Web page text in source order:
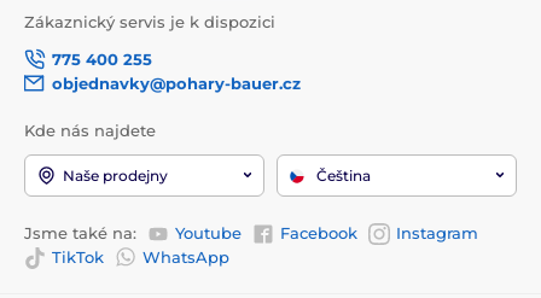
Zákaznický servis je k dispozici
775 400 255
objednavky@pohary-bauer.cz
Kde nás najdete
Naše prodejny Čeština
Jsme také na: Youtube Facebook
Instagram
TikTok
WhatsApp